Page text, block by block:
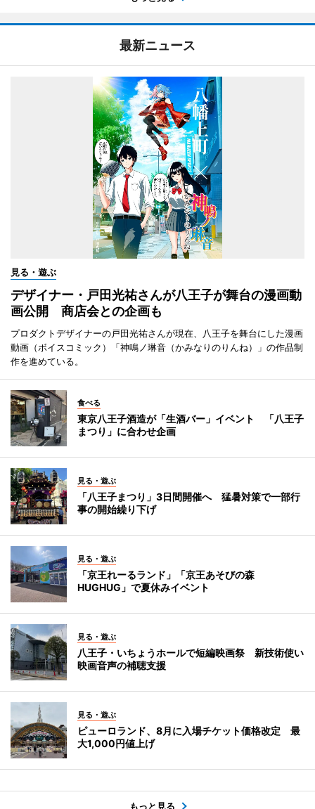
最新ニュース
見る・遊ぶ
デザイナー・戸田光祐さんが八王子が舞台の漫画動
画公開 商店会との企画も
プロダクトデザイナーの戸田光祐さんが現在、八王子を舞台にした漫画
動画（ボイスコミック）「神鳴ノ琳音（かみなりのりんね）」の作品制
作を進めている。
食べる
東京八王子酒造が「生酒バー」イベント 「八王子
まつり」に合わせ企画
見る・遊ぶ
「八王子まつり」3日間開催へ 猛暑対策で一部行
事の開始繰り下げ
見る・遊ぶ
「京王れーるランド」「京王あそびの森
HUGHUG」で夏休みイベント
見る・遊ぶ
八王子・いちょうホールで短編映画祭 新技術使い
映画音声の補聴支援
見る・遊ぶ
ピューロランド、8月に入場チケット価格改定 最
大1,000円値上げ
もっと見る